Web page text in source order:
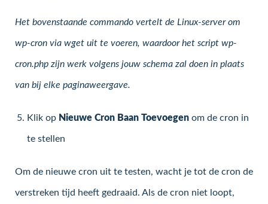
Het bovenstaande commando vertelt de Linux-server om
wp-cron via wget uit te voeren, waardoor het script wp-
cron.php zijn werk volgens jouw schema zal doen in plaats
van bij elke paginaweergave.
Klik op Nieuwe Cron Baan Toevoegen om de cron in
te stellen
Om de nieuwe cron uit te testen, wacht je tot de cron de
verstreken tijd heeft gedraaid. Als de cron niet loopt,